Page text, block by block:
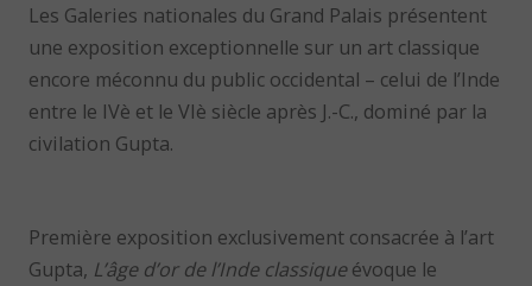
Les Galeries nationales du Grand Palais présentent
une exposition exceptionnelle sur un art classique
encore méconnu du public occidental – celui de l’Inde
entre le IVè et le VIè siècle après J.-C., dominé par la
civilation Gupta.
Première exposition exclusivement consacrée à l’art
Gupta, L’âge d’or de l’Inde classiqueévoque le